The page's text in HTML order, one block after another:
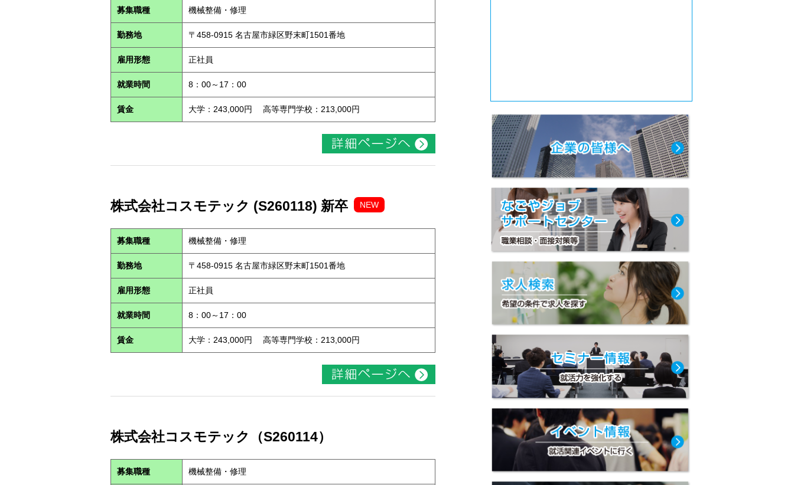
募集職種 機械整備・修理
勤務地 〒458-0915 名古屋市緑区野末町1501番地
雇用形態 正社員
就業時間 8：00～17：00
賃金 大学：243,000円 高等専門学校：213,000円
株式会社コスモテック (S260118) 新卒 NEW
募集職種 機械整備・修理
勤務地 〒458-0915 名古屋市緑区野末町1501番地
雇用形態 正社員
就業時間 8：00～17：00
賃金 大学：243,000円 高等専門学校：213,000円
株式会社コスモテック（S260114）
募集職種 機械整備・修理